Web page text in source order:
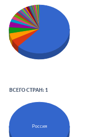
ВСЕГО СТРАН: 1
Россия